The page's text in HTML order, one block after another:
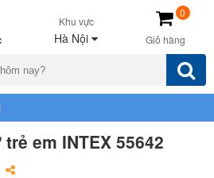
Khu vực
Hà Nội Giỏ hàng
0
em INTEX 55642